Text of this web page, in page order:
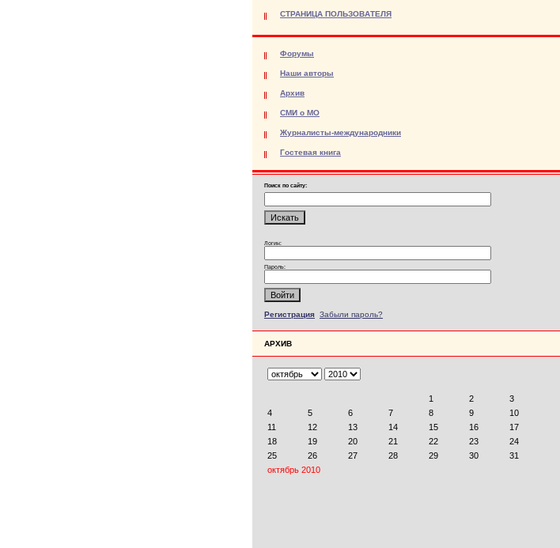
СТРАНИЦА ПОЛЬЗОВАТЕЛЯ
Форумы
Наши авторы
Архив
СМИ о МО
Журналисты-международники
Гостевая книга
Поиск по сайту:
Логин:
Пароль:
Регистрация Забыли пароль?
АРХИВ